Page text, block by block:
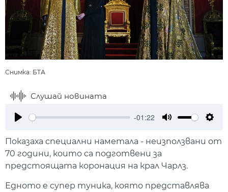
Снимка: БТА
Слушай новината
-01:22
Показаха специални наметала - неизползвани от
70 години, които са подготвени за
предстоящата коронация на крал Чарлз.
Едното е супер туника, която представлява